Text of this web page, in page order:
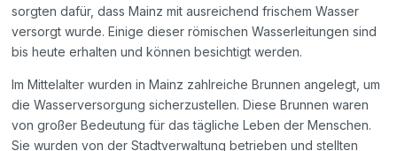
sorgten dafür, dass Mainz mit ausreichend frischem Wasser
versorgt wurde. Einige dieser römischen Wasserleitungen sind
bis heute erhalten und können besichtigt werden.
Im Mittelalter wurden in Mainz zahlreiche Brunnen angelegt, um
die Wasserversorgung sicherzustellen. Diese Brunnen waren
von großer Bedeutung für das tägliche Leben der Menschen.
Sie wurden von der Stadtverwaltung betrieben und stellten